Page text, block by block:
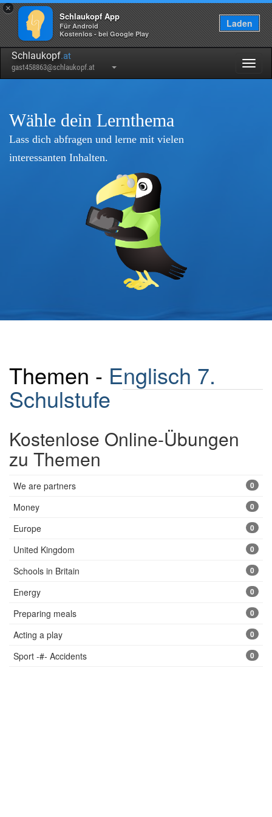
×
Schlaukopf App
Für Android
Kostenlos - bei Google Play
Laden
Schlaukopf.at
gast458863@schlaukopf.at
Wähle dein Lernthema
Lass dich abfragen und lerne mit vielen
interessanten Inhalten.
Themen - Englisch 7.
Schulstufe
Kostenlose Online-Übungen
zu Themen
We are partners 0
Money 0
Europe 0
United Kingdom 0
Schools in Britain 0
Energy 0
Preparing meals 0
Acting a play 0
Sport -#- Accidents 0